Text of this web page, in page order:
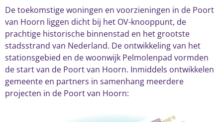
c
n
De toekomstige woningen en voorzieningen in de Poort
van Hoorn liggen dicht bij het OV-knooppunt, de
prachtige historische binnenstad en het grootste
stadsstrand van Nederland. De ontwikkeling van het
stationsgebied en de woonwijk Pelmolenpad vormden
de start van de Poort van Hoorn. Inmiddels ontwikkelen
gemeente en partners in samenhang meerdere
projecten in de Poort van Hoorn: